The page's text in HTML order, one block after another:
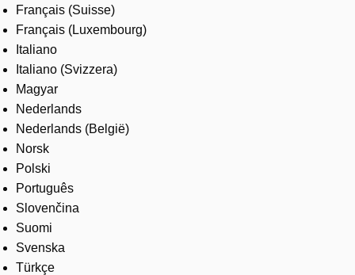
Français (Suisse)
Français (Luxembourg)
Italiano
Italiano (Svizzera)
Magyar
Nederlands
Nederlands (België)
Norsk
Polski
Português
Slovenčina
Suomi
Svenska
Türkçe